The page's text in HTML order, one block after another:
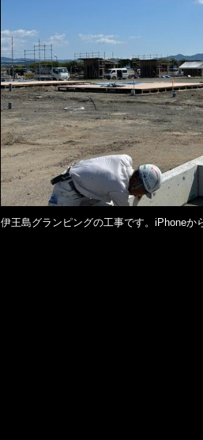
伊王島グランピングの工事です。iPhoneか